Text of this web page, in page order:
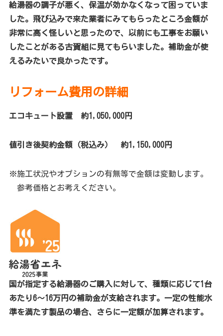
給湯器の調子が悪く、保温が効かなくなって困っていま
した。飛び込みで来た業者にみてもらったところ金額が
非常に高く怪しいと思ったので、以前にも工事をお願い
したことがある古賀組に見てもらいました。補助金が使
えるみたいで良かったです。
リフォーム費用の詳細
エコキュート設置 約1,050,000円
値引き後契約金額（税込み） 約1,150,000円
※施工状況やオプションの有無等で金額は変動します。
参考価格とお考えください。
国が指定する給湯器のご購入に対して、種類に応じて1台
あたり6～16万円の補助金が支給されます。一定の性能水
準を満たす製品の場合、さらに一定額が加算されます。